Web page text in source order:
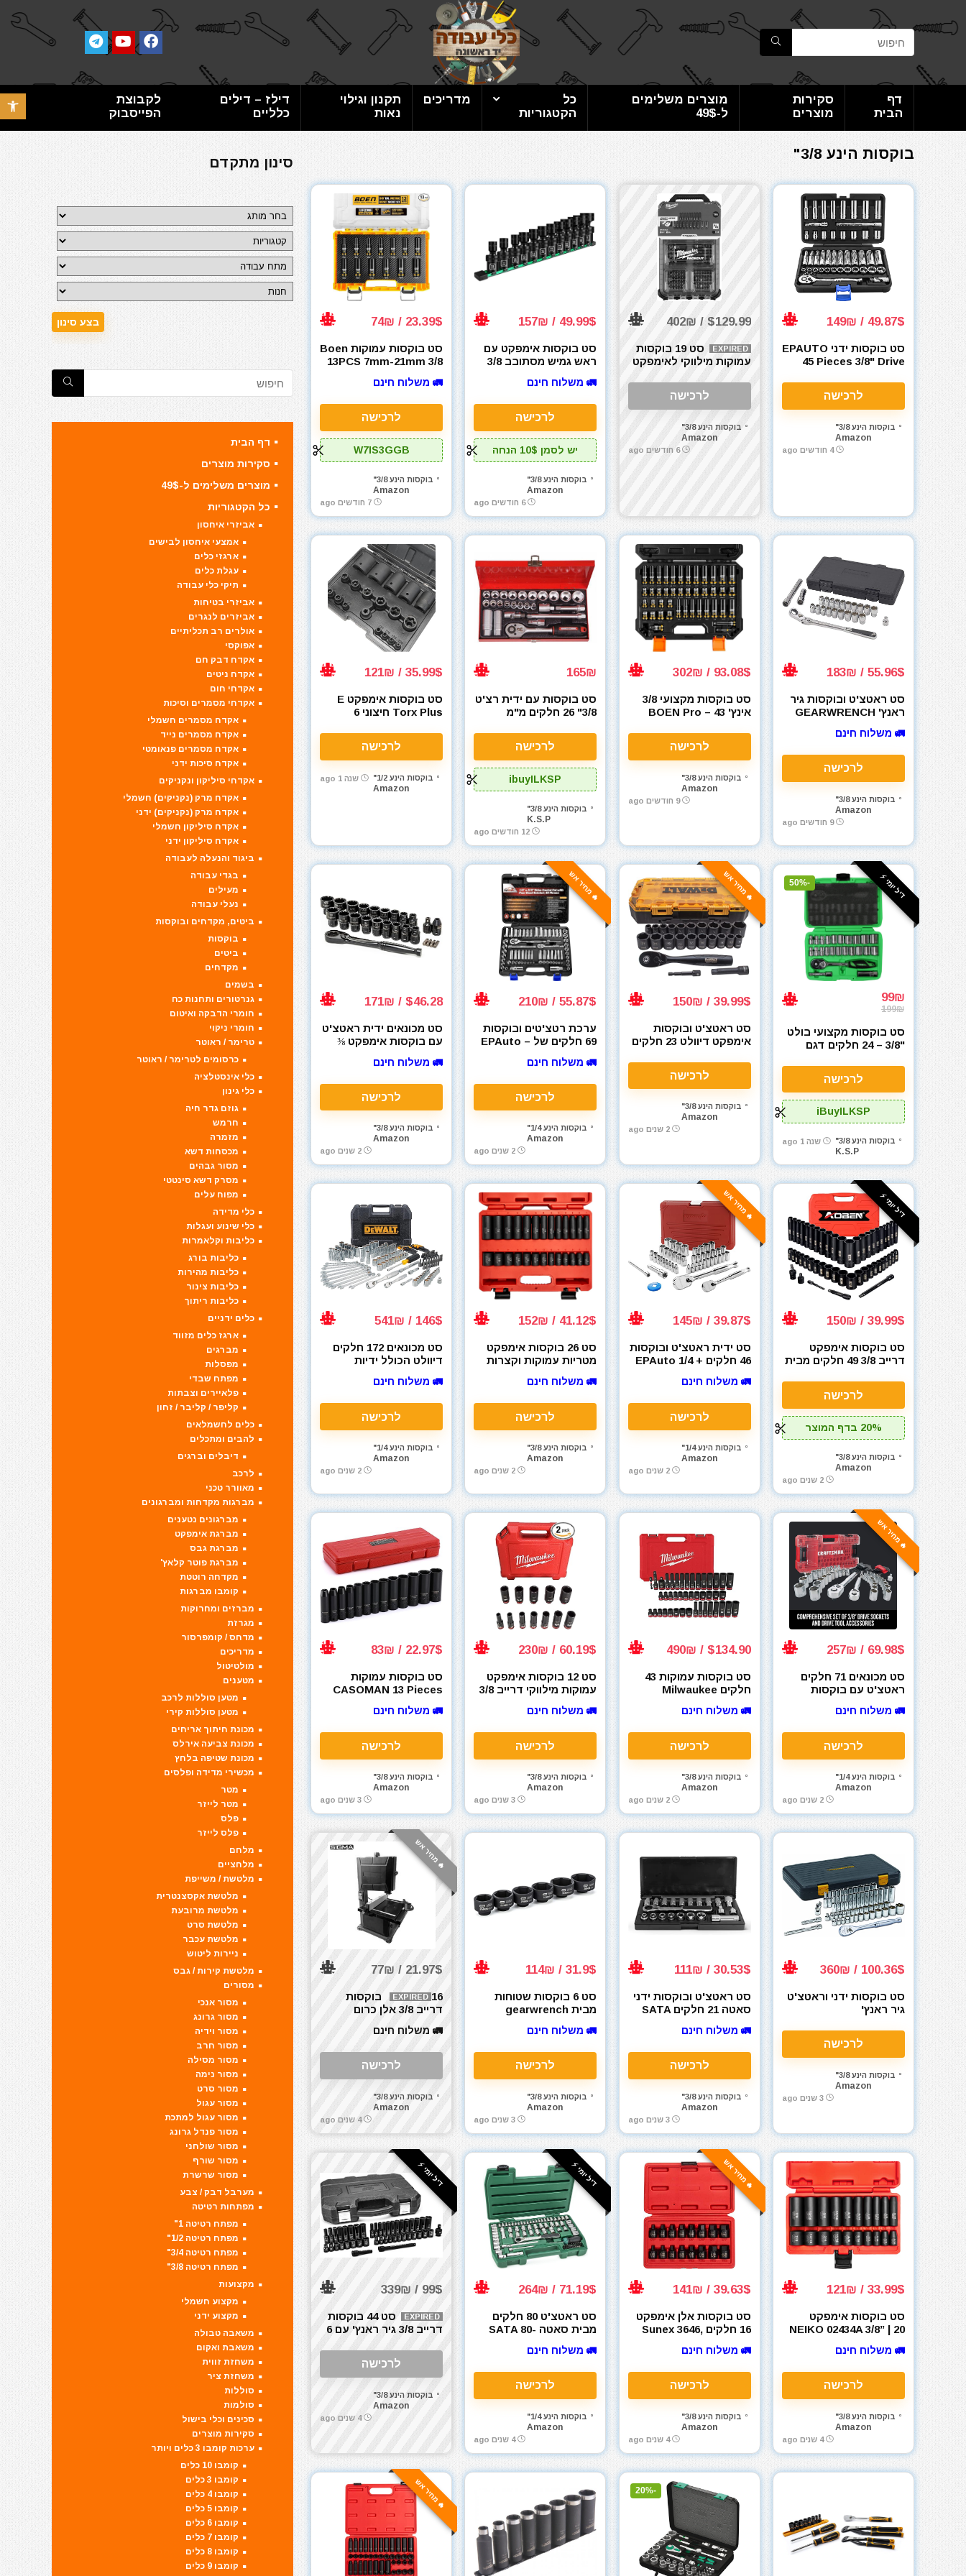
פתח
דף
הבית
סקירות
מוצרים
מוצרים משלימים
ל-49$
כל
הקטגוריות
מדריכים
תקנון וגילוי
נאות
דילז – דילים
כלליים
לקבוצת
הפייסבוק
בוקסות הינע 3/8"
49.87$ / 149₪
סט בוקסות ידני EPAUTO
45 Pieces 3/8" Drive
לרכישה
בוקסות הינע 3/8"
Amazon
4 חודשים ago
$129.99 / 402₪
EXPIRED
סט 19 בוקסות
עמוקות מילווקי לאימפקט
Milwaukee 4932480946
לרכישה
בוקסות הינע 3/8"
Amazon
6 חודשים ago
49.99$ / 157₪
סט בוקסות אימפקט עם
ראש גמיש מסתובב 3/8
Metric 10-22 מ"מ
🚛 משלוח חינם
לרכישה
יש לסמן 10$ הנחה
בוקסות הינע 3/8"
Amazon
6 חודשים ago
23.39$ / 74₪
סט בוקסות עמוקות Boen
13PCS 7mm-21mm 3/8
Set – B0F3D58KQW 13
נקודות עם סימון צהוב
🚛 משלוח חינם
לרכישה
W7IS3GGB
בוקסות הינע 3/8"
Amazon
7 חודשים ago
55.96$ / 183₪
סט ראטצ'ט ובוקסות גיר
ראנץ' GEARWRENCH
Pass-Thru™ 893823
🚛 משלוח חינם
לרכישה
בוקסות הינע 3/8"
Amazon
9 חודשים ago
93.08$ / 302₪
סט בוקסות מקצועי 3/8
אינץ' BOEN Pro – 43
לרכישה
בוקסות הינע 3/8"
Amazon
9 חודשים ago
165₪
סט בוקסות עם ידית רצ'ט
3/8" 26 חלקים מ"מ
לרכישה
ibuyILKSP
בוקסות הינע 3/8"
K.S.P
12 חודשים ago
35.99$ / 121₪
סט בוקסות אימפקט E
Torx Plus חיצוני 6
לרכישה
בוקסות הינע 1/2"
Amazon
שנה 1 ago
דיל יומי ⚡️ -50%
99₪
199₪
סט בוקסות מקצועי בולט
"3/8 – 24 חלקים דגם
לרכישה
iBuyILKSP
בוקסות הינע 3/8"
K.S.P
שנה 1 ago
🔥 מחיר אש
39.99$ / 150₪
סט ראטצ'ט ובוקסות
אימפקט דיוולט 23 חלקים
3/8" DWMT74738
לרכישה
בוקסות הינע 3/8"
Amazon
2 שנים ago
🔥 מחיר אש
55.87$ / 210₪
ערכת רטצ'טים ובוקסות
69 חלקים של EPAuto –
🚛 משלוח חינם
לרכישה
בוקסות הינע 1/4"
Amazon
2 שנים ago
$46.28 / 171₪
סט מכונאים ידית ראטצ'ט
עם בוקסות אימפקט ⅜
Piece 3/8" Drive Pass-
🚛 משלוח חינם
לרכישה
בוקסות הינע 3/8"
Amazon
2 שנים ago
דיל יומי ⚡️
39.99$ / 150₪
סט בוקסות אימפקט
דרייב 3/8 49 חלקים מבית
לרכישה
20% בדף המוצר
בוקסות הינע 3/8"
Amazon
2 שנים ago
🔥 מחיר אש
39.87$ / 145₪
סט ידית ראטצ'ט ובוקסות
46 חלקים EPAuto 1/4 +
🚛 משלוח חינם
לרכישה
בוקסות הינע 1/4"
Amazon
2 שנים ago
41.12$ / 152₪
סט 26 בוקסות אימפקט
מטריות עמוקות וקצרות
3/8”
🚛 משלוח חינם
לרכישה
בוקסות הינע 3/8"
Amazon
2 שנים ago
146$ / 541₪
סט מכונאים 172 חלקים
דיוולט הכולל ידיות
🚛 משלוח חינם
לרכישה
בוקסות הינע 1/4"
Amazon
2 שנים ago
🔥 מחיר אש
69.98$ / 257₪
סט מכונאים 71 חלקים
ראטצ'ט עם בוקסות
Craftsman
🚛 משלוח חינם
לרכישה
בוקסות הינע 1/4"
Amazon
2 שנים ago
$134.90 / 490₪
סט בוקסות עמוקות 43
חלקים Milwaukee
Drive SAE and Metric 6
🚛 משלוח חינם
לרכישה
בוקסות הינע 3/8"
Amazon
2 שנים ago
60.19$ / 230₪
סט 12 בוקסות אימפקט
עמוקות מילווקי דרייב 3/8
7006 SHOCKWAVE
🚛 משלוח חינם
לרכישה
בוקסות הינע 3/8"
Amazon
3 שנים ago
22.97$ / 83₪
סט בוקסות עמוקות
CASOMAN 13 Pieces
Socket Set, 6-Point,
7mm to 19mm
🚛 משלוח חינם
לרכישה
בוקסות הינע 3/8"
Amazon
3 שנים ago
100.36$ / 360₪
סט בוקסות ידני וראטצ'ט
גיר ראנץ'
3/8" Drive 6 Pt. 120XP –
80550P – Socket
Wrenches
לרכישה
בוקסות הינע 3/8"
Amazon
3 שנים ago
30.53$ / 111₪
סט ראטצ'ט ובוקסות ידני
סאטה 21 חלקים SATA
Metric/SAE ST09134SJ
🚛 משלוח חינם
לרכישה
בוקסות הינע 3/8"
Amazon
3 שנים ago
31.9$ / 114₪
סט 6 בוקסות שטוחות
מבית gearwrench
🚛 משלוח חינם
לרכישה
בוקסות הינע 3/8"
Amazon
3 שנים ago
🔥 מחיר אש
21.97$ / 77₪
EXPIRED
16 בוקסות
דרייב 3/8 אלן כרום
MO, 1/4"-3/4", 6-19mm,
🚛 משלוח חינם
לרכישה
בוקסות הינע 3/8"
Amazon
4 שנים ago
33.99$ / 121₪
סט בוקסות אימפקט
NEIKO 02434A 3/8” | 20
7/8” | Premium Cr-V
Design | Black
🚛 משלוח חינם
לרכישה
בוקסות הינע 3/8"
Amazon
4 שנים ago
🔥 מחיר אש
39.63$ / 141₪
סט בוקסות אלן אימפקט
16 חלקים Sunex 3646,
🚛 משלוח חינם
לרכישה
בוקסות הינע 3/8"
Amazon
4 שנים ago
דיל יומי ⚡️
71.19$ / 264₪
סט ראטצ'ט 80 חלקים
מבית סאטה SATA 80-
Vortex Socket Set –
🚛 משלוח חינם
לרכישה
בוקסות הינע 1/4"
Amazon
4 שנים ago
דיל יומי ⚡️
99$ / 339₪
EXPIRED
סט 44 בוקסות
דרייב 3/8 גיר ראנץ' עם 6
SAE/Metric – 84916N
לרכישה
בוקסות הינע 3/8"
Amazon
4 שנים ago
-20% 🔥 מחיר אש
סינון מתקדם
דף הבית
סקירות מוצרים
מוצרים משלימים ל-49$
כל הקטגוריות
אביזרי איחסון
אמצעי איחסון לבישים
ארגזי כלים
עגלת כלים
תיקי כלי עבודה
אביזרי בטיחות
אביזרים לנגרים
אולרים רב תכליתיים
אפוקסי
אקדח דבק חם
אקדח ניטים
אקדחי חום
אקדחי מסמרים וסיכות
אקדח מסמרים חשמלי
אקדח מסמרים נייד
אקדח מסמרים פנאומטי
אקדח סיכות ידני
אקדחי סיליקון ונקניקים
אקדח מרק (נקניקים) חשמלי
אקדח מרק (נקניקים) ידני
אקדח סיליקון חשמלי
אקדח סיליקון ידני
ביגוד והנעלה לעבודה
בגדי עבודה
מעילים
נעלי עבודה
ביטים, מקדחים ובוקסות
בוקסות
ביטים
מקדחים
בשמים
גנרטורים ותחנות כח
חומרי הדבקה ואיטום
חומרי ניקוי
טרימר / ראוטר
כרסומים לטרימר / ראוטר
כלי אינסטלציה
כלי גינון
גוזם גדר חיה
חרמש
מזמרה
מכסחות דשא
מסור גבהים
מסרק דשא סינטטי
מפוח עלים
כלי מדידה
כלי שינוע ועגלות
כליבות וקלאמרות
כליבות בורג
כליבות מהירות
כליבות צינור
כליבות ריתוך
כלים ידניים
ארגז כלים מזווד
מברגים
מפסלות
מפתח שבדי
פלאיירים וצבתות
קליפר / קליבר / זחון
כלים לחשמלאים
להבים ומתכלים
דיבלים וברגים
לרכב
מאוורר טכני
מברגות מקדחות ומברגונים
מברגונים נטענים
מברגת אימפקט
מברגת גבס
מברגת פוטר קלאץ'
מקדחה רוטטת
קומבו מברגות
מברזים ומחרוקות
מגרזת
מדחס / קומפרסור
מדריכים
מולטיטול
מטענים
מטען סוללות לרכב
מטען סוללות קירי
מכונת חיתוך אריחים
מכונת צביעה אירלס
מכונת שטיפה בלחץ
מכשירי מדידה ופלסים
מטר
מטר לייזר
פלס
פלס לייזר
מלחם
מלחציים
מלטשת / משייפת
מלטשת אקסצנטרית
מלטשת מרובעת
מלטשת סרט
מלטשת עכבר
ניירות ליטוש
מלטשת קירות / גבס
מסורים
מסור אנכי
מסור גרונג
מסור וידיה
מסור חרב
מסור מסילה
מסור נימה
מסור סרט
מסור עגול
מסור עגול למתכת
מסור פנדל גרונג
מסור שולחני
מסור שורף
מסור שרשרת
מערבל דבק / צבע
מפתחות רטיטה
מפתח רטיטה 1"
מפתח רטיטה 1/2"
מפתח רטיטה 3/4"
מפתח רטיטה 3/8"
מקצועות
מקצוע חשמלי
מקצוע ידני
משאבה טבולה
משאבת ואקום
משחזת זווית
משחזת ציר
סוללות
סולמות
סכינים וכלי בישול
סקירות מוצרים
ערכות קומבו 3 כלים ויותר
קומבו 10 כלים
קומבו 3 כלים
קומבו 4 כלים
קומבו 5 כלים
קומבו 6 כלים
קומבו 7 כלים
קומבו 8 כלים
קומבו 9 כלים